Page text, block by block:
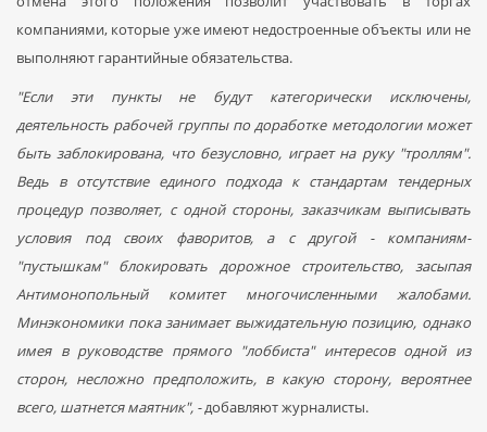
компаниями, которые уже имеют недостроенные объекты или не
выполняют гарантийные обязательства.
"Если эти пункты не будут категорически исключены,
деятельность рабочей группы по доработке методологии может
быть заблокирована, что безусловно, играет на руку "троллям".
Ведь в отсутствие единого подхода к стандартам тендерных
процедур позволяет, с одной стороны, заказчикам выписывать
условия под своих фаворитов, а с другой - компаниям-
"пустышкам" блокировать дорожное строительство, засыпая
Антимонопольный комитет многочисленными жалобами.
Минэкономики пока занимает выжидательную позицию, однако
имея в руководстве прямого "лоббиста" интересов одной из
сторон, несложно предположить, в какую сторону, вероятнее
всего, шатнется маятник", -добавляют журналисты.